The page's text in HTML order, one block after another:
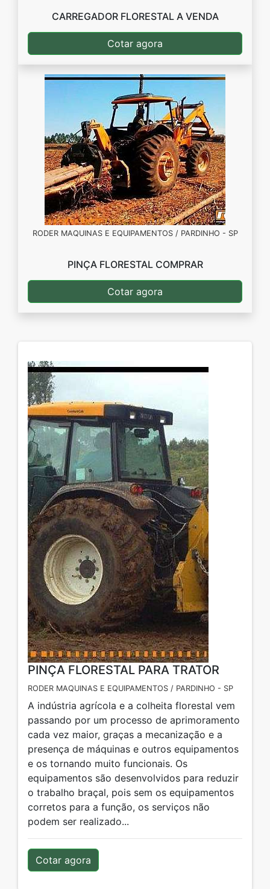
CARREGADOR FLORESTAL A VENDA
Cotar agora
RODER MAQUINAS E EQUIPAMENTOS / PARDINHO - SP
PINÇA FLORESTAL COMPRAR
Cotar agora
PINÇA FLORESTAL PARA TRATOR
RODER MAQUINAS E EQUIPAMENTOS / PARDINHO - SP
A indústria agrícola e a colheita florestal vem
passando por um processo de aprimoramento
cada vez maior, graças a mecanização e a
presença de máquinas e outros equipamentos
e os tornando muito funcionais. Os
equipamentos são desenvolvidos para reduzir
o trabalho braçal, pois sem os equipamentos
corretos para a função, os serviços não
podem ser realizado...
Cotar agora